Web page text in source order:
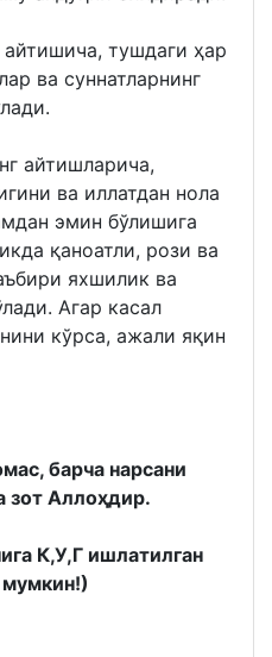
тушдаги ҳар
ва суннатларнинг
айтишларича,
ва иллатдан нола
эмин бўлишига
қаноатли, рози ва
яхшилик ва
Агар касал
кўрса, ажали яқин
барча нарсани
зот Аллоҳдир.
К,У,Г ишлатилган